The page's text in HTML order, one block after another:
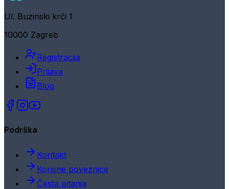
Ul. Buzinski krči 1
10000 Zagreb
Registracija
Prijava
Blog
Podrška
Kontakt
Korisne poveznice
Česta pitanja